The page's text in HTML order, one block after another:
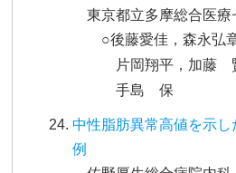
東京都立多摩総合医
○後藤愛佳，森永弘
片岡翔平，加藤
手島 保
中性脂肪異常高値を示
例